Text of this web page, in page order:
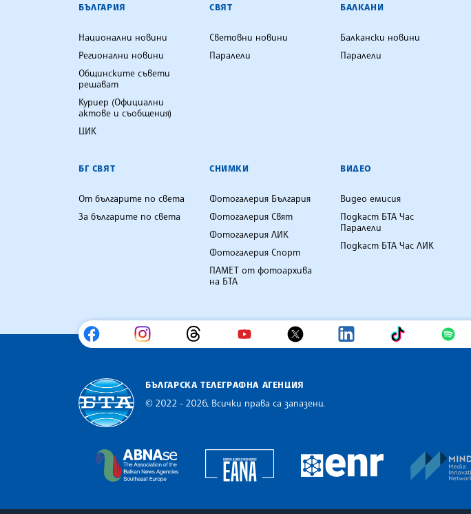
БЪЛГАРИЯ
Национални новини
Регионални новини
Общинските съвети
решават
Куриер (Официални
актове и съобщения)
ЦИК
СВЯТ
Световни новини
Паралели
БАЛКАНИ
Балкански новини
Паралели
БГ СВЯТ
От българите по света
За българите по света
СНИМКИ
Фотогалерия България
Фотогалерия Свят
Фотогалерия ЛИК
Фотогалерия Спорт
ПАМЕТ от фотоархива
на БТА
ВИДЕО
Видео емисия
Подкаст БТА Час
Паралели
Подкаст БТА Час ЛИК
БЪЛГАРСКА ТЕЛЕГРАФНА АГЕНЦИЯ
© 2022 - 2026, Всички права са запазени.
The Assocoation of the Balkan News Agencies Southeast Europe
European Alliance of News Agencies
European Newsroom